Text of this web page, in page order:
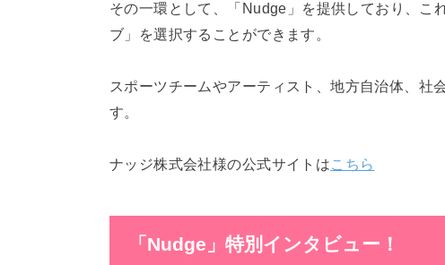
その一環として、「Nudge」を提供しており、こ
ブ」を選択することができます。
スポーツチームやアーティスト、地方自治体、社
す。
ナッジ株式会社様の公式サイトはこちら
「Nudge」特別インタビュー！